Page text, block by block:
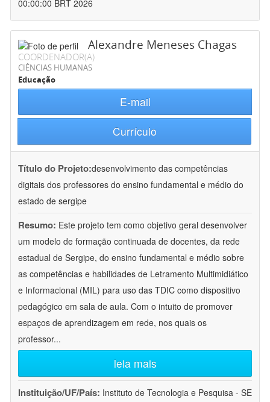
00:00:00 BRT 2026
Alexandre Meneses Chagas
COORDENADOR(A)
CIÊNCIAS HUMANAS
Educação
E-mail
Currículo
Título do Projeto:desenvolvimento das competências
digitais dos professores do ensino fundamental e médio do
estado de sergipe
Resumo: Este projeto tem como objetivo geral desenvolver
um modelo de formação continuada de docentes, da rede
estadual de Sergipe, do ensino fundamental e médio sobre
as competências e habilidades de Letramento Multimidiático
e Informacional (MIL) para uso das TDIC como dispositivo
pedagógico em sala de aula. Com o intuito de promover
espaços de aprendizagem em rede, nos quais os
professor...
leia mais
Instituição/UF/País: Instituto de Tecnologia e Pesquisa - SE